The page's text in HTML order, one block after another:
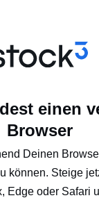
einen
Browser
Deinen
können. Steige
Edge oder Safari